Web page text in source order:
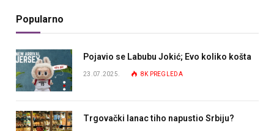
Popularno
Pojavio se Labubu Jokić; Evo koliko košta
23.07.2025. 8K PREGLEDA
Trgovački lanac tiho napustio Srbiju?